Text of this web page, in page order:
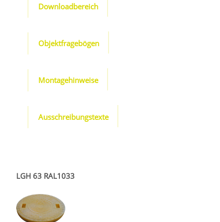
Downloadbereich
Objektfragebögen
Montagehinweise
Ausschreibungstexte
LGH 63 RAL1033